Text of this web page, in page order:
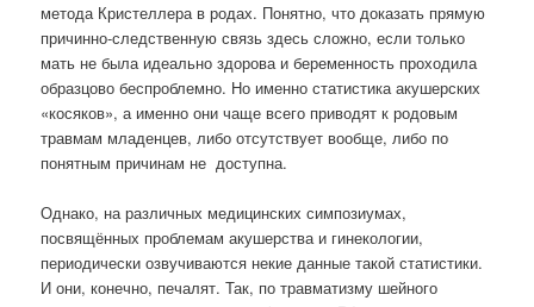
метода Кристеллера в родах. Понятно, что доказать прямую
причинно-следственную связь здесь сложно, если только
мать не была идеально здорова и беременность проходила
образцово беспроблемно. Но именно статистика акушерских
«косяков», а именно они чаще всего приводят к родовым
травмам младенцев, либо отсутствует вообще, либо по
понятным причинам не доступна.
Однако, на различных медицинских симпозиумах,
посвящённых проблемам акушерства и гинекологии,
периодически озвучиваются некие данные такой статистики.
И они, конечно, печалят. Так, по травматизму шейного